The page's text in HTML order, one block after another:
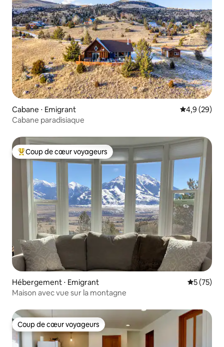
Cabane ⋅ Emigrant Évaluation
4,9 (29)
Cabane paradisiaque
Coups de cœur voyageurs les plus appréciés
Coup de cœur voyageurs
Hébergement ⋅ Emigrant
5 (75)
Maison avec vue sur la montagne
Coup de cœur voyageurs
Coup de cœur voyageurs